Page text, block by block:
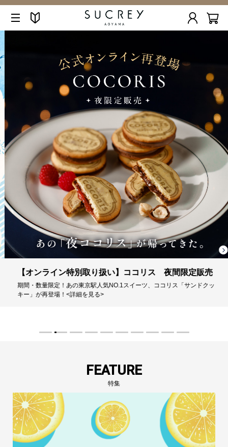
【オンライン特別取り扱い】ココリス 夜間限定販売
期間・数量限定！あの東京駅人気NO.1スイーツ、ココリス「サンドクッ
キー」が再登場！<詳細を見る>
FEATURE
特集